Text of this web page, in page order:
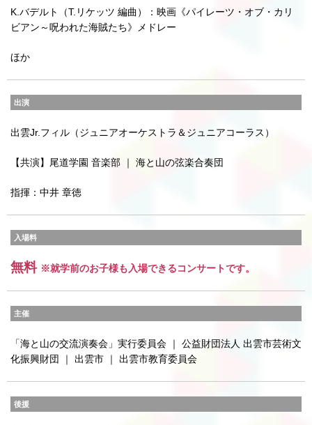
K.バデルト（T.リケッツ 編曲）：映画《パイレーツ・オブ・カリ
ビアン～呪われた海賊たち》メドレー
ほか
出演
出雲Jr.フィル（ジュニアオーケストラ＆ジュニアコーラス）
【共演】尾道学園 音楽部 ｜ 海と山の弦楽合奏団
指揮：中井 章徳
入場料
無料 ※就学前のお子様も入場できるコンサートです。
主催
「海と山の交流演奏会」実行委員会 ｜ 公益財団法人 出雲市芸術文
化振興財団 ｜ 出雲市 ｜ 出雲市教育委員会
後援